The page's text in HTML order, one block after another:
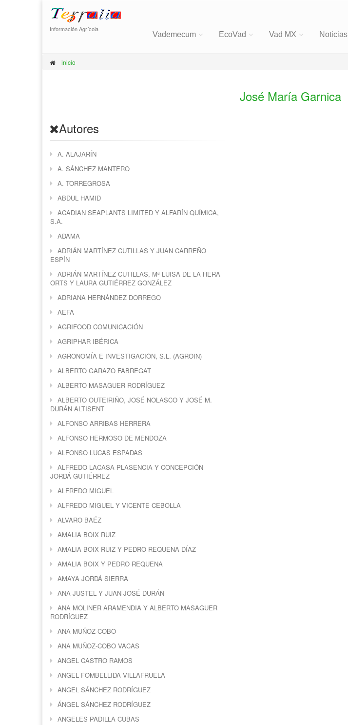
Información Agrícola
Vademecum EcoVad Vad MX Noticias
inicio
José María Garnica
Autores
A. ALAJARÍN
A. SÁNCHEZ MANTERO
A. TORREGROSA
ABDUL HAMID
ACADIAN SEAPLANTS LIMITED Y ALFARÍN QUÍMICA,
S.A.
ADAMA
ADRIÁN MARTÍNEZ CUTILLAS Y JUAN CARREÑO
ESPÍN
ADRIÁN MARTÍNEZ CUTILLAS, Mª LUISA DE LA HERA
ORTS Y LAURA GUTIÉRREZ GONZÁLEZ
ADRIANA HERNÁNDEZ DORREGO
AEFA
AGRIFOOD COMUNICACIÓN
AGRIPHAR IBÉRICA
AGRONOMÍA E INVESTIGACIÓN, S.L. (AGROIN)
ALBERTO GARAZO FABREGAT
ALBERTO MASAGUER RODRÍGUEZ
ALBERTO OUTEIRIÑO, JOSÉ NOLASCO Y JOSÉ M.
DURÁN ALTISENT
ALFONSO ARRIBAS HERRERA
ALFONSO HERMOSO DE MENDOZA
ALFONSO LUCAS ESPADAS
ALFREDO LACASA PLASENCIA Y CONCEPCIÓN
JORDÁ GUTIÉRREZ
ALFREDO MIGUEL
ALFREDO MIGUEL Y VICENTE CEBOLLA
ALVARO BAÉZ
AMALIA BOIX RUIZ
AMALIA BOIX RUIZ Y PEDRO REQUENA DÍAZ
AMALIA BOIX Y PEDRO REQUENA
AMAYA JORDÁ SIERRA
ANA JUSTEL Y JUAN JOSÉ DURÁN
ANA MOLINER ARAMENDIA Y ALBERTO MASAGUER
RODRÍGUEZ
ANA MUÑOZ-COBO
ANA MUÑOZ-COBO VACAS
ANGEL CASTRO RAMOS
ANGEL FOMBELLIDA VILLAFRUELA
ANGEL SÁNCHEZ RODRÍGUEZ
ÁNGEL SÁNCHEZ RODRÍGUEZ
ANGELES PADILLA CUBAS